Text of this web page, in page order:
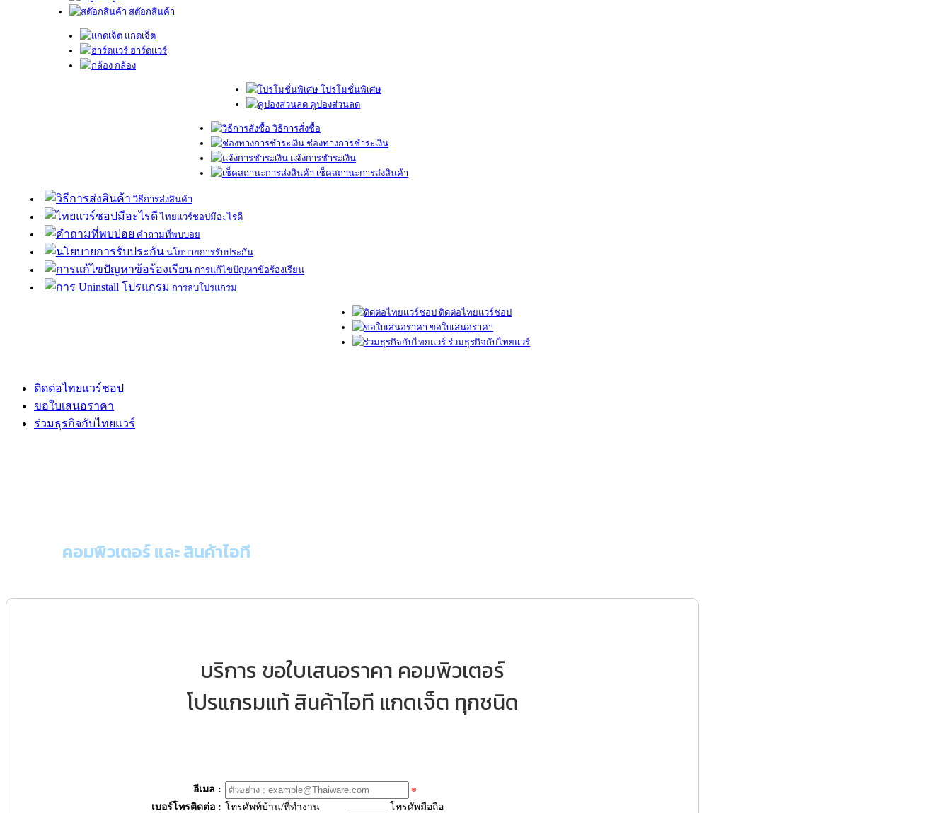
สต๊อกสินค้า
แกดเจ็ต
ฮาร์ดแวร์
กล้อง
โปรโมชั่นพิเศษ
คูปองส่วนลด
วิธีการสั่งซื้อ
ช่องทางการชำระเงิน
แจ้งการชำระเงิน
เช็คสถานะการส่งสินค้า
วิธีการส่งสินค้า
ไทยแวร์ชอปมีอะไรดี
คำถามที่พบบ่อย
นโยบายการรับประกัน
การแก้ไขปัญหาข้อร้องเรียน
การลบโปรแกรม
ติดต่อไทยแวร์ชอป
ขอใบเสนอราคา
ร่วมธุรกิจกับไทยแวร์
ติดต่อไทยแวร์ชอป
ขอใบเสนอราคา
ร่วมธุรกิจกับไทยแวร์
คอมพิวเตอร์ และ สินค้าไอที
บริการ ขอใบเสนอราคา คอมพิวเตอร์
โปรแกรมแท้ สินค้าไอที แกดเจ็ต ทุกชนิด
อีเมล : *
เบอร์โทรติดต่อ : โทรศัพท์บ้าน/ที่ทำงาน
โทรศัพมือถือ